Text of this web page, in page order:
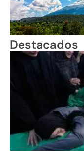
Destacados